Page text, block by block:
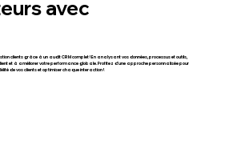
avec
clients grâce à un audit CRM complet ! En analysant vos données, processus et outils,
et à améliorer votre performance globale. Profitez d'une approche personnalisée pour
de vos clients et optimiser chaque interaction !